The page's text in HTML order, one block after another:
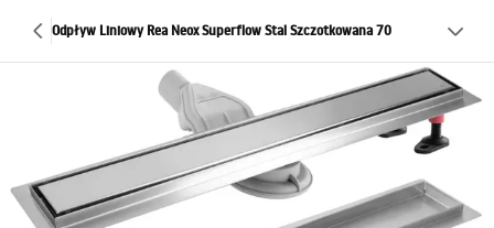
Odpływ Liniowy Rea Neox Superflow Stal Szczotkowana 70